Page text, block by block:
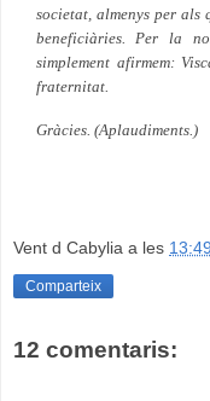
societat, almenys per als
beneficiàries. Per la
simplement afirmem:
fraternitat.
Gràcies. (Aplaudiments.)
Vent d Cabylia a les 13:49
Comparteix
12 comentaris: